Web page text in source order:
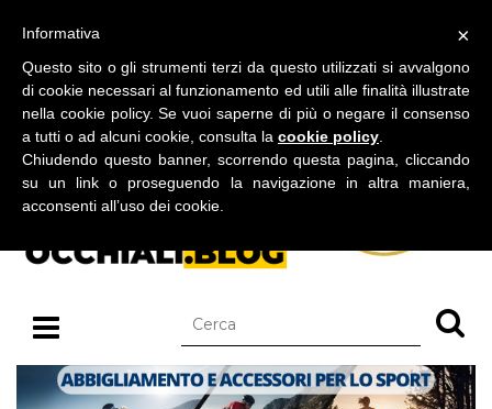
BLOG SU OCCHIALI DA SOLE E OCCHIALI DA VISTA
×
Informativa
Questo sito o gli strumenti terzi da questo utilizzati si avvalgono
di cookie necessari al funzionamento ed utili alle finalità illustrate
nella cookie policy. Se vuoi saperne di più o negare il consenso
a tutti o ad alcuni cookie, consulta la cookie policy
Chiudendo questo banner, scorrendo questa pagina, cliccando
su un link o proseguendo la navigazione in altra maniera,
acconsenti all’uso dei cookie.